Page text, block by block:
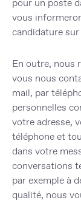
pour un poste
vous
candidature
En outre, nous
vous nous
mail, par
personnelles
votre adresse,
téléphone et
dans votre
conversations
par exemple à
qualité, nous